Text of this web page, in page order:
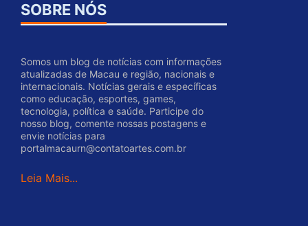
SOBRE NÓS
Somos um blog de notícias com informações
atualizadas de Macau e região, nacionais e
internacionais. Notícias gerais e específicas
como educação, esportes, games,
tecnologia, política e saúde. Participe do
nosso blog, comente nossas postagens e
envie notícias para
portalmacaurn@contatoartes.com.br
Leia Mais...